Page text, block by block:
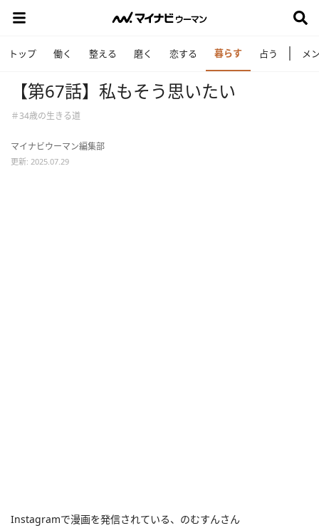
トップ 働く 整える 磨く 恋する 暮らす 占う メ
【第67話】私もそう思いたい
＃34歳の生きる道
マイナビウーマン編集部
更新: 2025.07.29
Instagramで漫画を発信されている、のむすんさん